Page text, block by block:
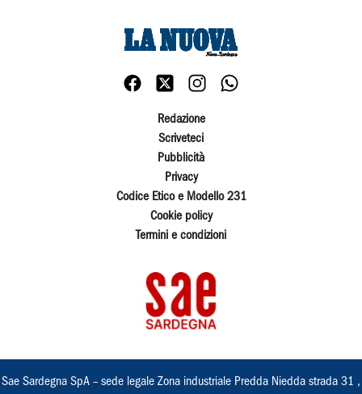
Redazione
Scriveteci
Pubblicità
Privacy
Codice Etico e Modello 231
Cookie policy
Termini e condizioni
Sae Sardegna SpA – sede legale Zona industriale Predda Niedda strada 31 ,